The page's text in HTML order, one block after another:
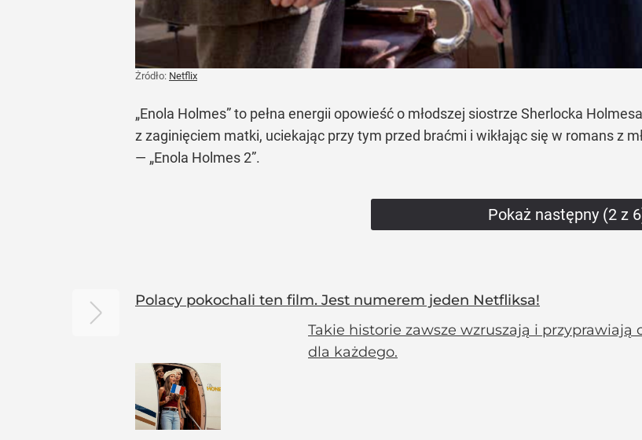
Żródło: Netflix
„Enola Holmes” to pełna energii opowieść o młodszej siostrze Sherlocka
z zaginięciem matki, uciekając przy tym przed braćmi i wikłając się w romans z
— „Enola Holmes 2”.
Pokaż następny (2 z
Polacy pokochali ten film. Jest numerem jeden Netfliksa!
Takie historie zawsze wzruszają i przyprawiają
dla każdego.